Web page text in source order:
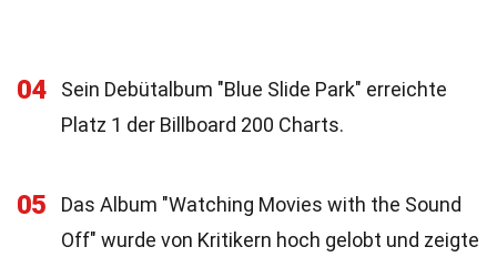
04
Sein Debütalbum "Blue Slide Park" erreichte
Platz 1 der Billboard 200 Charts.
05
Das Album "Watching Movies with the Sound
Off" wurde von Kritikern hoch gelobt und zeigte